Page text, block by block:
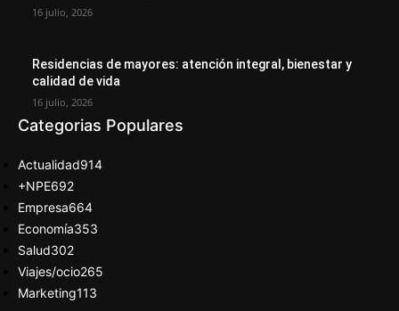
16 julio, 2026
Residencias de mayores: atención integral, bienestar y
calidad de vida
16 julio, 2026
Categorias Populares
Actualidad914
+NPE692
Empresa664
Economía353
Salud302
Viajes/ocio265
Marketing113